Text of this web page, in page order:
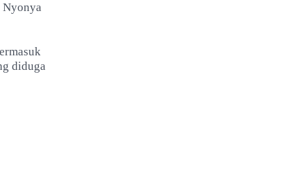
Nyonya
diduga